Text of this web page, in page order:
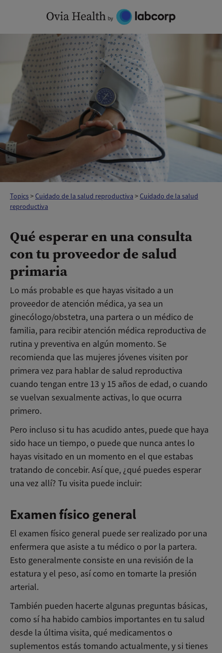
content
Topics>Cuidado de la salud reproductiva >Cuidado de la salud
reproductiva
Qué esperar en una consulta
con tu proveedor de salud
primaria
Lo más probable es que hayas visitado a un
proveedor de atención médica, ya sea un
ginecólogo/obstetra, una partera o un médico de
familia, para recibir atención médica reproductiva de
rutina y preventiva en algún momento. Se
recomienda que las mujeres jóvenes visiten por
primera vez para hablar de salud reproductiva
cuando tengan entre 13 y 15 años de edad, o cuando
se vuelvan sexualmente activas, lo que ocurra
primero.
Pero incluso si tu has acudido antes, puede que haya
sido hace un tiempo, o puede que nunca antes lo
hayas visitado en un momento en el que estabas
tratando de concebir. Así que, ¿qué puedes esperar
una vez allí? Tu visita puede incluir:
Examen físico general
El examen físico general puede ser realizado por una
enfermera que asiste a tu médico o por la partera.
Esto generalmente consiste en una revisión de la
estatura y el peso, así como en tomarte la presión
arterial.
También pueden hacerte algunas preguntas básicas,
como sí ha habido cambios importantes en tu salud
desde la última visita, qué medicamentos o
suplementos estás tomando actualmente, y si tienes